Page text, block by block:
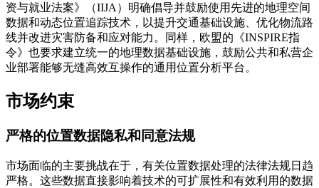
资与就业法案》（IIJA）明确倡导并鼓励使用先进的地理空间
数据和动态位置追踪技术，以提升交通基础设施、优化物流路
线并改进灾害防备和应对能力。同样，欧盟的《INSPIRE指
令》也要求建立统一的地理数据基础设施，鼓励公共和私营企
业部署能够无缝高效互操作的通用位置分析平台。
市场约束
严格的位置数据隐私和同意法规
市场面临的主要挑战在于，有关位置数据处理的法律法规日趋
严格。这些数据直接影响着技术的可扩展性和有效利用的数据